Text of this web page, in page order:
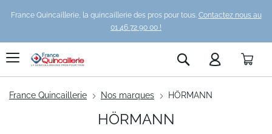
France Quincaillerie, la quincaillerie des pros pour tous. Contactez nous au
01 46 72 90 00 !
Rechercher
France Quincaillerie Nos marques HÖRMANN
HÖRMANN